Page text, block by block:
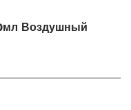
Воздушный